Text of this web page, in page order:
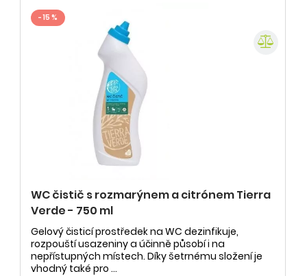
- 15 %
WC čistič s rozmarýnem a citrónem Tierra
Verde - 750 ml
Gelový čisticí prostředek na WC dezinfikuje,
rozpouští usazeniny a účinně působí i na
nepřístupných místech. Díky šetrnému složení je
vhodný také pro ...